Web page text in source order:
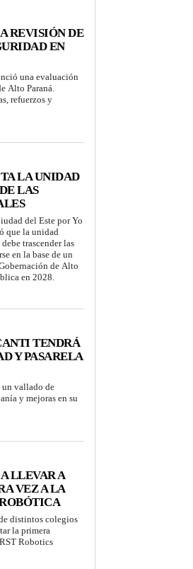
REVISIÓN DE
EN
una evaluación
Alto Paraná.
refuerzos y
LA UNIDAD
LAS
del Este por Yo
que la unidad
trascender las
en la base de un
de Alto
en 2028.
TENDRÁ
Y PASARELA
un vallado de
y mejoras en su
LLEVAR A
VEZ A LA
distintos colegios
la primera
Robotics